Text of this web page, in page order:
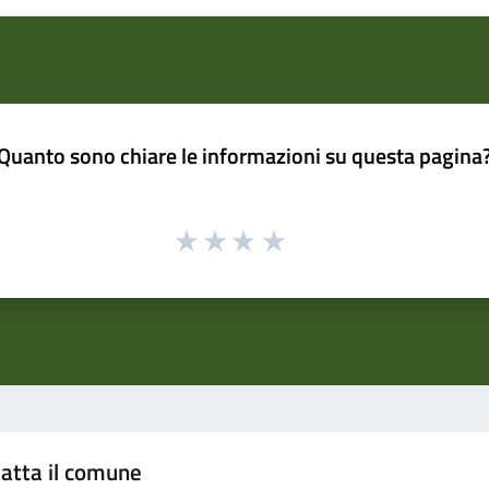
sono chiare le informazioni su questa
il comune